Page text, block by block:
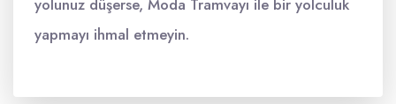
yolunuz düşerse, Moda Tramvayı ile bir yolculuk
yapmayı ihmal etmeyin.